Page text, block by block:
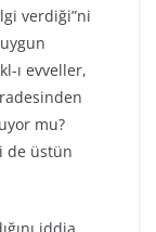
verdiği”ni
ı evveller,
mu?
de üstün